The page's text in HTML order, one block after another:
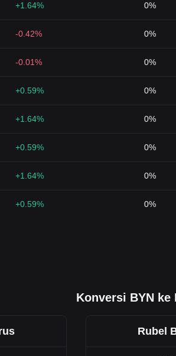
+1.64% 0%
-0.42% 0%
-0.01% 0%
+0.59% 0%
+1.64% 0%
+0.59% 0%
+1.64% 0%
+0.59% 0%
Konversi BYN ke
Rubel